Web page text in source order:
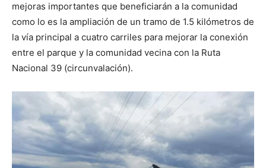
mejoras importantes que beneficiarán a la comunidad
como lo es la ampliación de un tramo de 1.5 kilómetros de
la vía principal a cuatro carriles para mejorar la conexión
entre el parque y la comunidad vecina con la Ruta
Nacional 39 (circunvalación).